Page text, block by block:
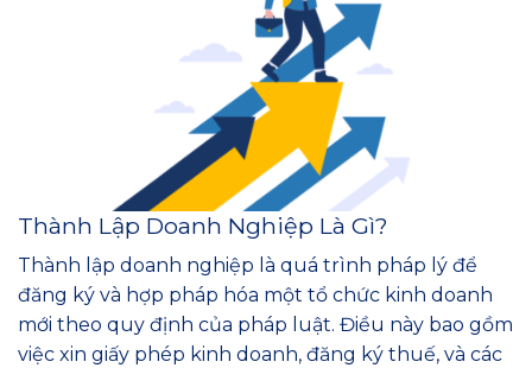
Thành Lập Doanh Nghiệp Là Gì?
Thành lập doanh nghiệp là quá trình pháp lý để
đăng ký và hợp pháp hóa một tổ chức kinh doanh
mới theo quy định của pháp luật. Điều này bao gồm
việc xin giấy phép kinh doanh, đăng ký thuế, và các